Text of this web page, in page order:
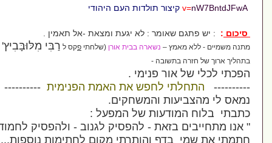
תולדות העם היהודי
שאומר:לא יגעת ומצאת אל תאמין.
נשארה בבית אורן (שלחתיפקס לרַבִּי מִלּוּבָּבִיץ'
-
פנימי .
לחפש את האמת הפנימית ----------
והמשחקים.
של המפעל :
- להפסיק לגנוב - ולהפסיק לחמוד בעיניים..."
והותרתי מקום לחתימות נוספות...